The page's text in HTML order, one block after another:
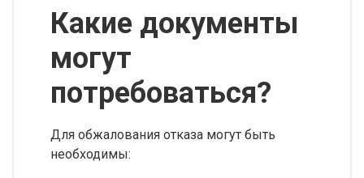
Какие документы
могут
потребоваться?
Для обжалования отказа могут быть
необходимы: